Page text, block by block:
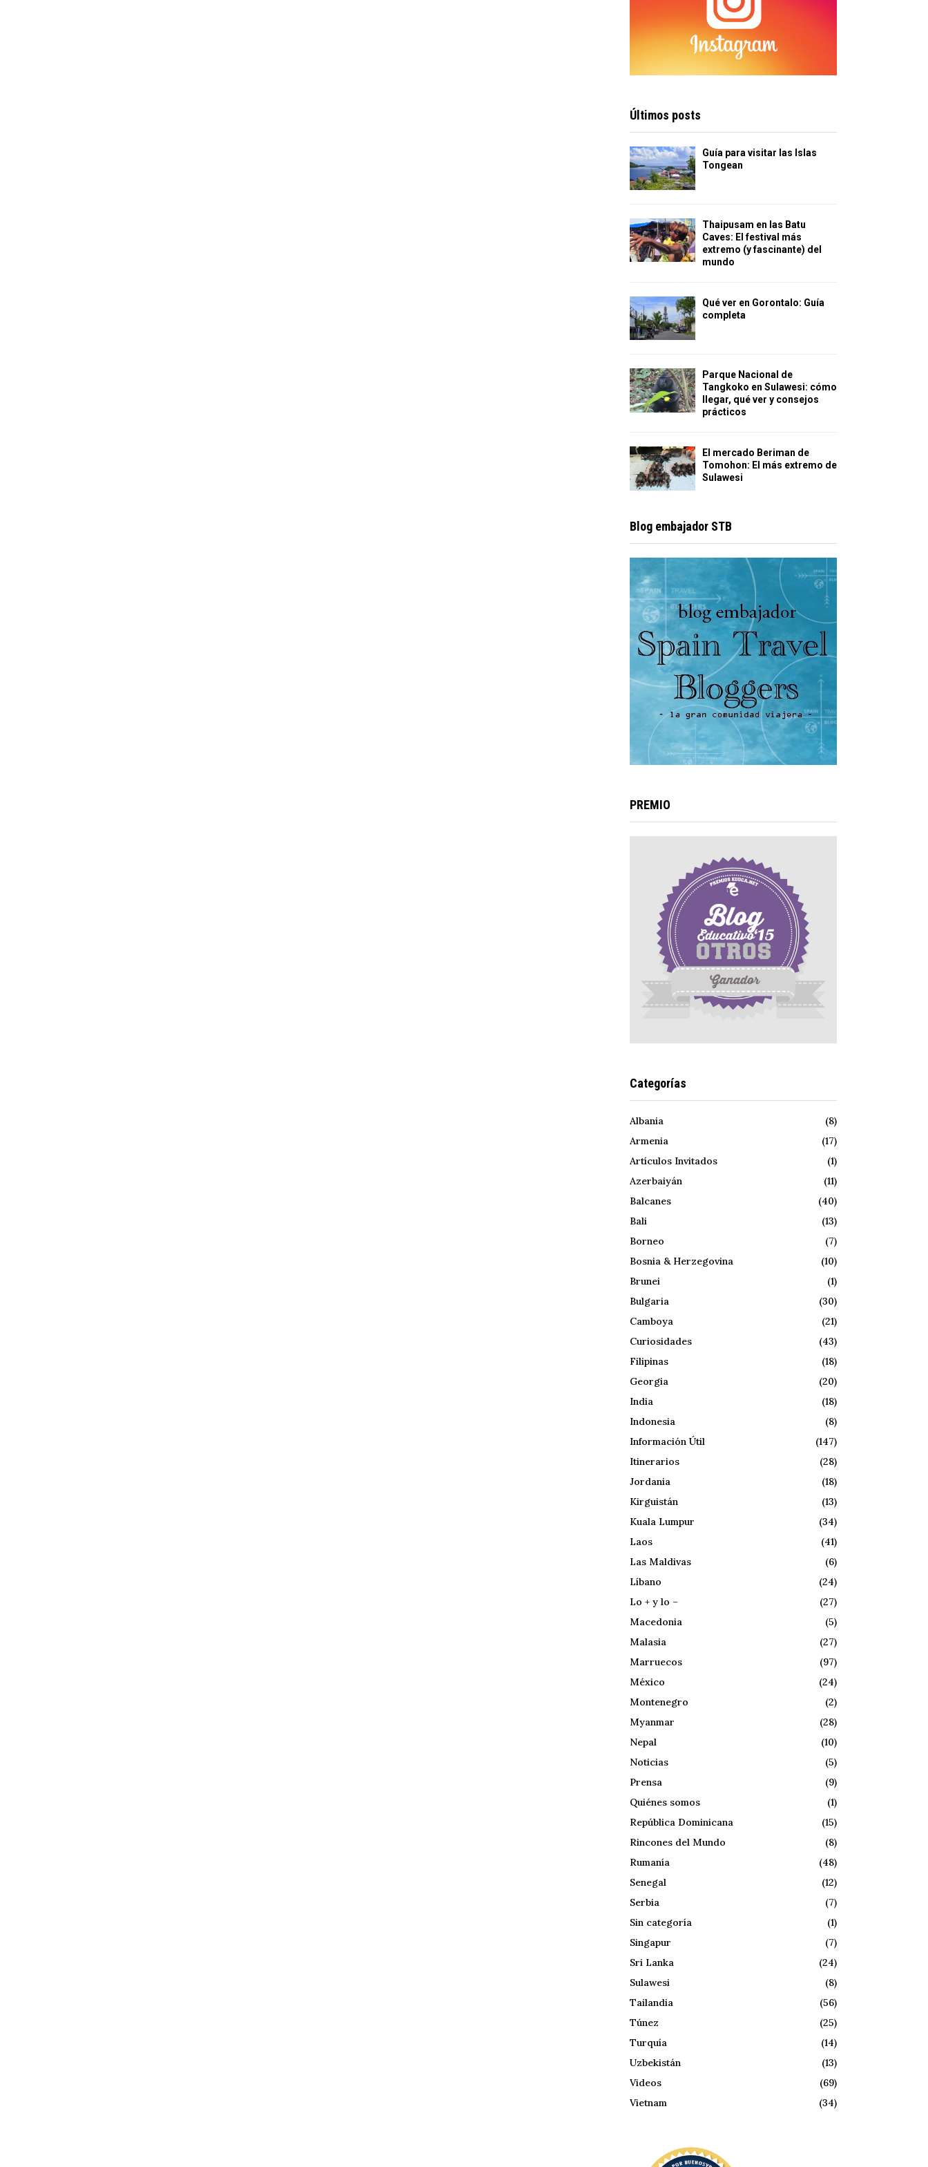
Últimos posts
Guía para visitar las Islas
Tongean
Thaipusam en las Batu
Caves: El festival más
extremo (y fascinante) del
mundo
Qué ver en Gorontalo: Guía
completa
Parque Nacional de
Tangkoko en Sulawesi: cómo
llegar, qué ver y consejos
prácticos
El mercado Beriman de
Tomohon: El más extremo de
Sulawesi
Blog embajador STB
PREMIO
Categorías
Albania
(8)
Armenia
(17)
Artículos Invitados
(1)
Azerbaiyán
(11)
Balcanes
(40)
Bali
(13)
Borneo
(7)
Bosnia & Herzegovina
(10)
Brunei
(1)
Bulgaria
(30)
Camboya
(21)
Curiosidades
(43)
Filipinas
(18)
Georgia
(20)
India
(18)
Indonesia
(8)
Información Útil
(147)
Itinerarios
(28)
Jordania
(18)
Kirguistán
(13)
Kuala Lumpur
(34)
Laos
(41)
Las Maldivas
(6)
Líbano
(24)
Lo + y lo –
(27)
Macedonia
(5)
Malasia
(27)
Marruecos
(97)
México
(24)
Montenegro
(2)
Myanmar
(28)
Nepal
(10)
Noticias
(5)
Prensa
(9)
Quiénes somos
(1)
República Dominicana
(15)
Rincones del Mundo
(8)
Rumanía
(48)
Senegal
(12)
Serbia
(7)
Sin categoría
(1)
Singapur
(7)
Sri Lanka
(24)
Sulawesi
(8)
Tailandia
(56)
Túnez
(25)
Turquía
(14)
Uzbekistán
(13)
Videos
(69)
Vietnam
(34)